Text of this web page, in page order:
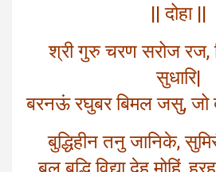
|| दोहा ||
श्री गुरु चरण सरोज
सुधारि|
बरनऊं रघुबर बिमल जसु, जो
बुद्धिहीन तनु जानिके,